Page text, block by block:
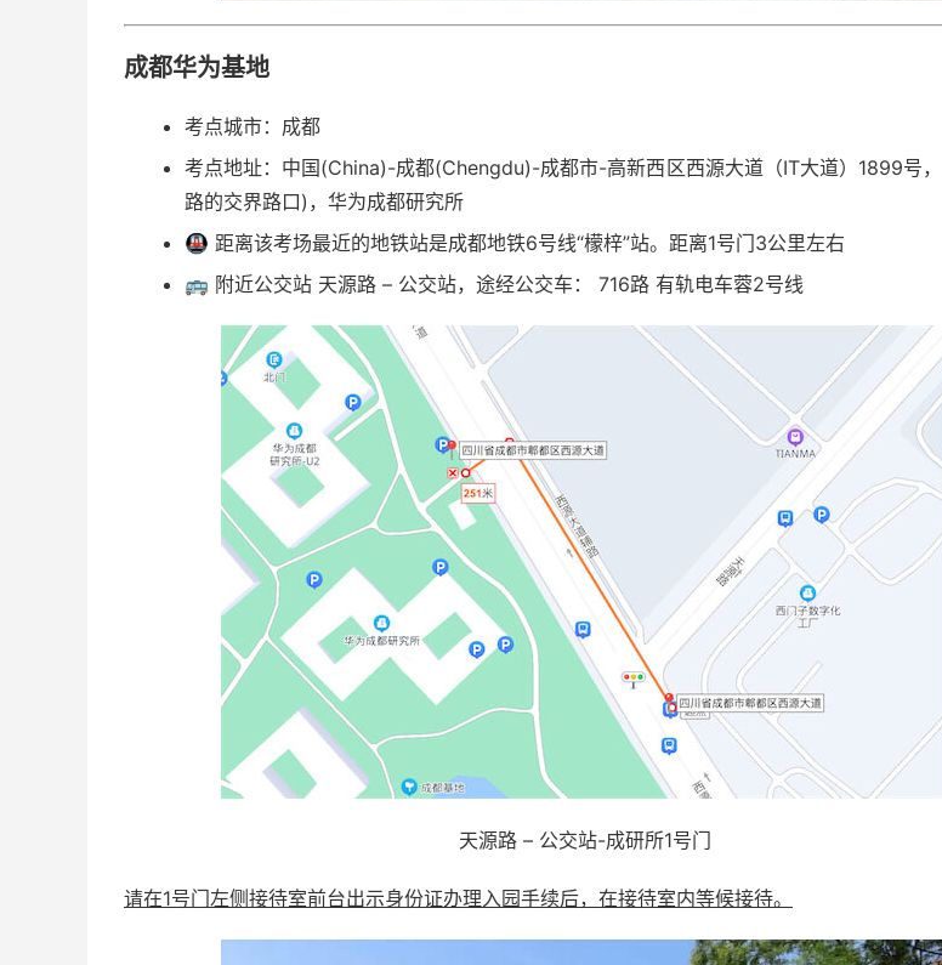
成都华为基地
考点城市：成都
考点地址： 中国(China)-成都(Chengdu)-成都市-高新西区西源大道（IT大道）1899号，
路的交界路口)，华为成都研究所
🚇 距离该考场最近的地铁站是成都地铁6号线“檬梓”站。距离1号门3公里左右
🚌 附近公交站 天源路 – 公交站，途经公交车： 716路 有轨电车蓉2号线
天源路 – 公交站-成研所1号门
请在1号门左侧接待室前台出示身份证办理入园手续后，在接待室内等候接待。